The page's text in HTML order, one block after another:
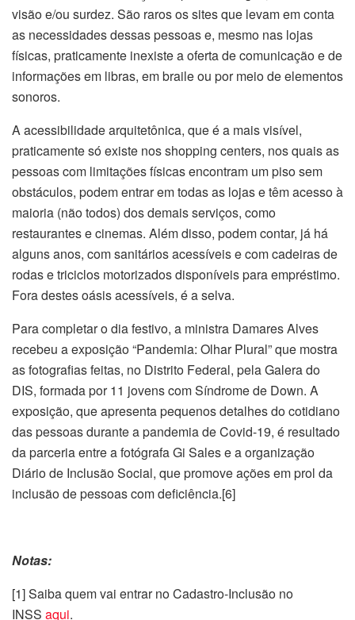
visão e/ou surdez. São raros os sites que levam em conta
as necessidades dessas pessoas e, mesmo nas lojas
físicas, praticamente inexiste a oferta de comunicação e de
informações em libras, em braile ou por meio de elementos
sonoros.
A acessibilidade arquitetônica, que é a mais visível,
praticamente só existe nos shopping centers, nos quais as
pessoas com limitações físicas encontram um piso sem
obstáculos, podem entrar em todas as lojas e têm acesso à
maioria (não todos) dos demais serviços, como
restaurantes e cinemas. Além disso, podem contar, já há
alguns anos, com sanitários acessíveis e com cadeiras de
rodas e triciclos motorizados disponíveis para empréstimo.
Fora destes oásis acessíveis, é a selva.
Para completar o dia festivo, a ministra Damares Alves
recebeu a exposição “Pandemia: Olhar Plural” que mostra
as fotografias feitas, no Distrito Federal, pela Galera do
DIS, formada por 11 jovens com Síndrome de Down. A
exposição, que apresenta pequenos detalhes do cotidiano
das pessoas durante a pandemia de Covid-19, é resultado
da parceria entre a fotógrafa Gi Sales e a organização
Diário de Inclusão Social, que promove ações em prol da
inclusão de pessoas com deficiência.[6]
Notas:
[1] Saiba quem vai entrar no Cadastro-Inclusão no
INSS aqui.